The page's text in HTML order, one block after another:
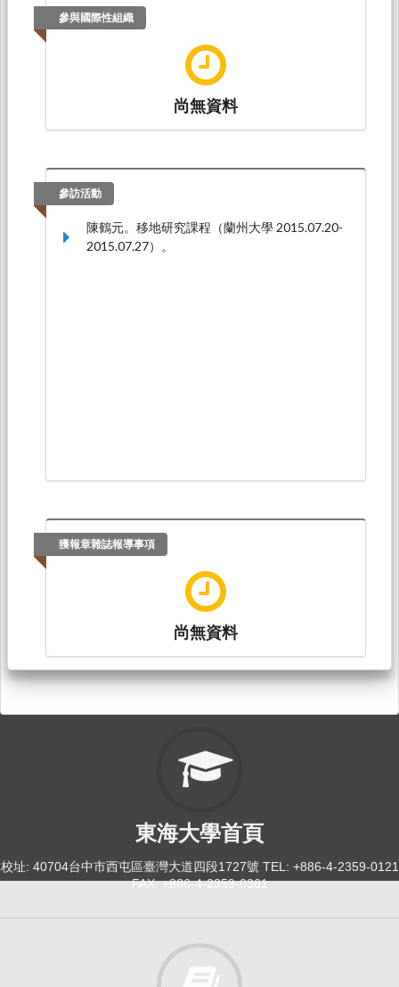
參與國際性組織
尚無資料
參訪活動
陳鶴元。移地研究課程（蘭州大學 2015.07.20-
2015.07.27）。
獲報章雜誌報導事項
尚無資料
東海大學首頁
校址: 40704台中市西屯區臺灣大道四段1727號 TEL: +886-4-2359-0121
FAX: +886-4-2359-0361